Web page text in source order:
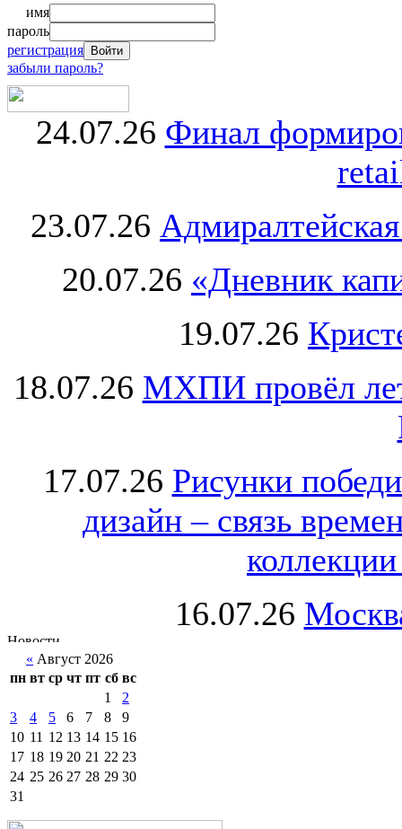
имя
пароль
регистрация
забыли пароль?
24.07.26 Финал
23.07.26
20.07.26 «Дневник
19.07.26
18.07.26 МХПИ провёл
17.07.26 Рисунки
дизайн – связь
16.07.26
« Август 2026
пн вт ср чт пт сб вс
1
2
3
4 5 6 7 8
9
10 11 12 13 14 15 16
17 18 19 20 21 22 23
24 25 26 27 28 29 30
31